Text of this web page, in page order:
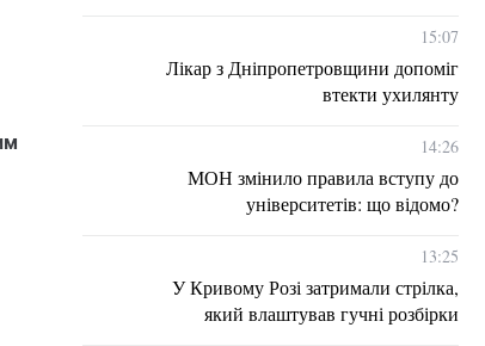
15:07
Лікар з Дніпропетровщини допоміг
втекти ухилянту
14:26
МОН змінило правила вступу до
університетів: що відомо?
13:25
У Кривому Розі затримали стрілка,
який влаштував гучні розбірки